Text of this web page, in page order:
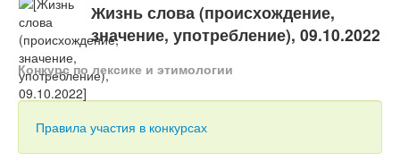
Конкурсы
Вебинары
Тесты
Книги
Жизнь слова (происхождение,
значение, употребление), 09.10.2022
Конкурс по лексике и этимологии
Правила участия в конкурсах